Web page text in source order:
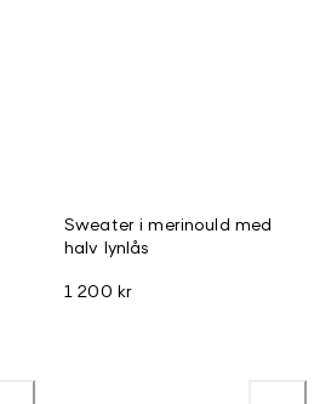
Sweater i merinould med
halv lynlås
1 200 kr